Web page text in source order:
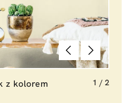
Poprzednie
Dalej
z kolorem 1 / 2